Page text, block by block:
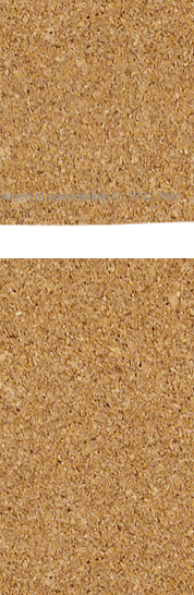
| Lopendediep 8 | 9712 NW